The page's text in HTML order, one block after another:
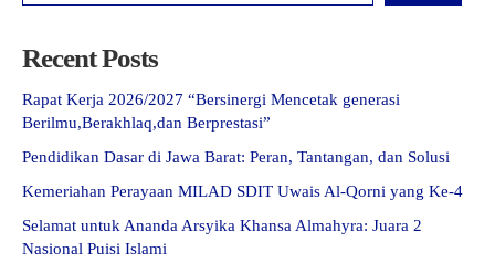
Recent Posts
Rapat Kerja 2026/2027 “Bersinergi Mencetak generasi
Berilmu,Berakhlaq,dan Berprestasi”
Pendidikan Dasar di Jawa Barat: Peran, Tantangan, dan Solusi
Kemeriahan Perayaan MILAD SDIT Uwais Al-Qorni yang Ke-4
Selamat untuk Ananda Arsyika Khansa Almahyra: Juara 2
Nasional Puisi Islami